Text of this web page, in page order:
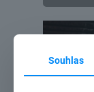
Souhlas